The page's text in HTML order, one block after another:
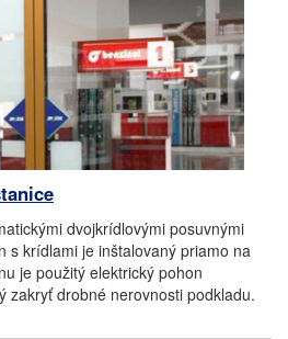
dvojkrídlovými posuvnými
s krídlami je inštalovaný priamo na
je použitý elektrický pohon
zakryť drobné nerovnosti podkladu.